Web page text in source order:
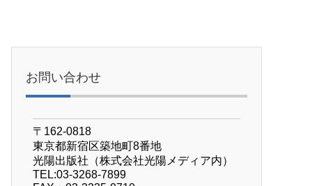
お問い合わせ
〒162-0818
東京都新宿区築地町8番地
光陽出版社（株式会社光陽メディア内）
TEL:03-3268-7899